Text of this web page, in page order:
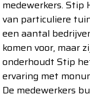
medewerkers. Stip
van particuliere
een aantal
komen voor, maar
onderhoudt Stip
ervaring met
De medewerkers